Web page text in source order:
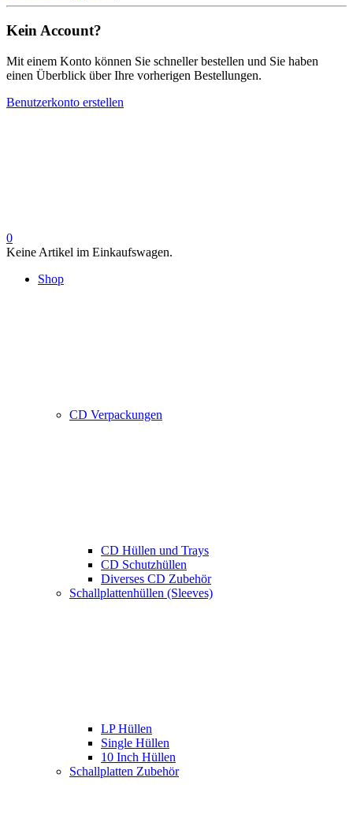
Kein Account?
Mit einem Konto können Sie schneller bestellen und Sie haben
einen Überblick über Ihre vorherigen Bestellungen.
Benutzerkonto erstellen
0
Keine Artikel im Einkaufswagen.
Shop
CD Verpackungen
CD Hüllen und Trays
CD Schutzhüllen
Diverses CD Zubehör
Schallplattenhüllen (Sleeves)
LP Hüllen
Single Hüllen
10 Inch Hüllen
Schallplatten Zubehör